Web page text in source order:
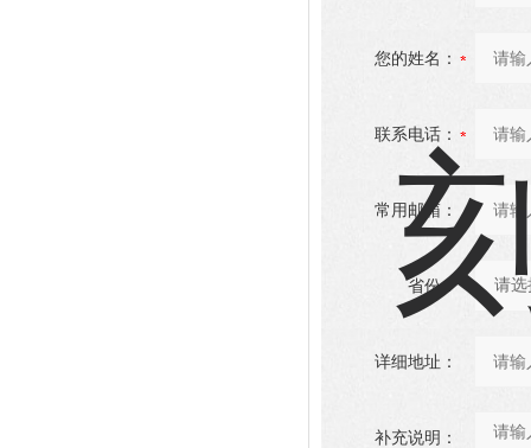
您的姓名：
联系电话：
常用邮箱：
省份：
详细地址：
补充说明：